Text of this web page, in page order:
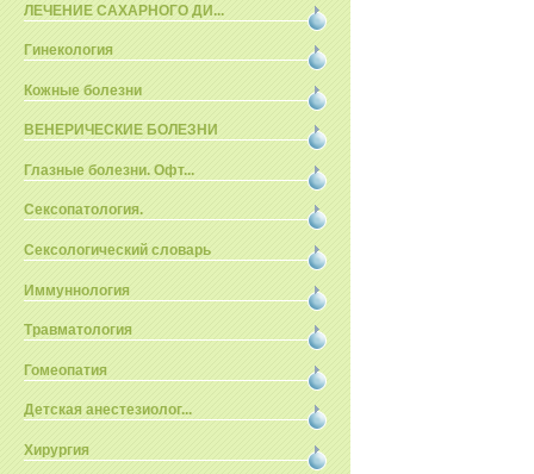
ЛЕЧЕНИЕ САХАРНОГО ДИ...
Гинекология
Кожные болезни
ВЕНЕРИЧЕСКИЕ БОЛЕЗНИ
Глазные болезни. Офт...
Сексопатология.
Сексологический словарь
Иммуннология
Травматология
Гомеопатия
Детская анестезиолог...
Хирургия